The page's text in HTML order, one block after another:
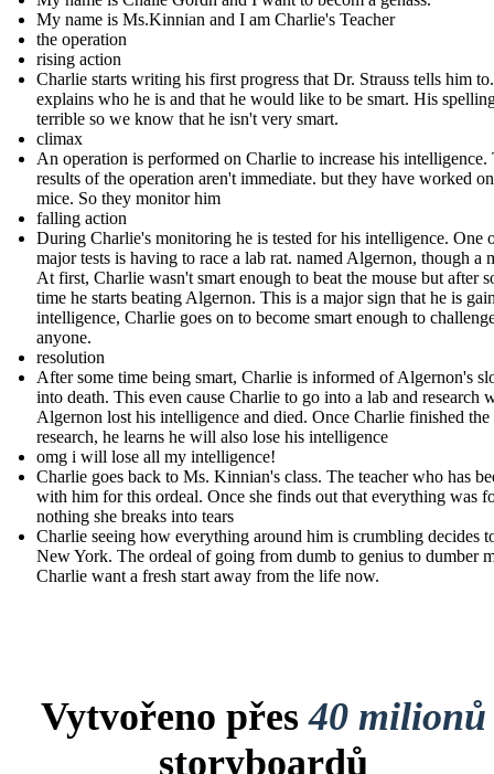
My name is Ms.Kinnian and I am Charlie's Teacher
the operation
rising action
Charlie starts writing his first progress that Dr. Strauss tells him
explains who he is and that he would like to be smart. His
terrible so we know that he isn't very smart.
climax
An operation is performed on Charlie to increase his intelligence.
results of the operation aren't immediate. but they have worked
mice. So they monitor him
falling action
During Charlie's monitoring he is tested for his intelligence. One
major tests is having to race a lab rat. named Algernon, though a
At first, Charlie wasn't smart enough to beat the mouse but after
time he starts beating Algernon. This is a major sign that he is
intelligence, Charlie goes on to become smart enough to
anyone.
resolution
After some time being smart, Charlie is informed of Algernon's
into death. This even cause Charlie to go into a lab and research
Algernon lost his intelligence and died. Once Charlie finished the
research, he learns he will also lose his intelligence
omg i will lose all my intelligence!
Charlie goes back to Ms. Kinnian's class. The teacher who has
with him for this ordeal. Once she finds out that everything was
nothing she breaks into tears
Charlie seeing how everything around him is crumbling decides
New York. The ordeal of going from dumb to genius to dumber
Charlie want a fresh start away from the life now.
Vytvořeno přes40 milionů
storyboardů